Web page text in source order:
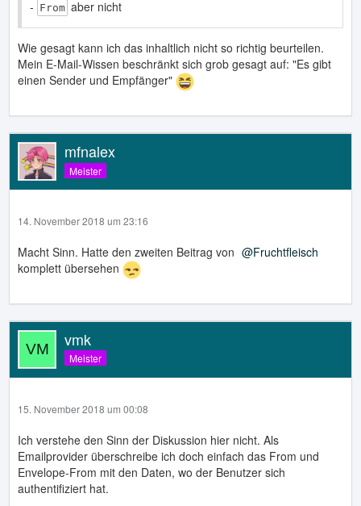
- From aber nicht
Wie gesagt kann ich das inhaltlich nicht so richtig beurteilen.
Mein E-Mail-Wissen beschränkt sich grob gesagt auf: "Es gibt
einen Sender und Empfänger"
mfnalex
Meister
14. November 2018 um 23:16
Macht Sinn. Hatte den zweiten Beitrag von
Fruchtfleisch
komplett übersehen
vmk
Meister
15. November 2018 um 00:08
Ich verstehe den Sinn der Diskussion hier nicht. Als
Emailprovider überschreibe ich doch einfach das From und
Envelope-From mit den Daten, wo der Benutzer sich
authentifiziert hat.